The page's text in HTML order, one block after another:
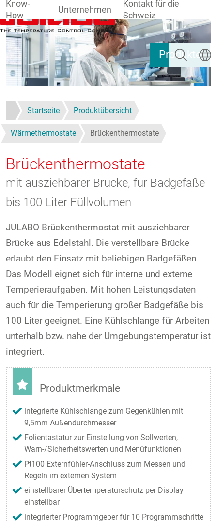
Direkt zum Inhalt
Produkte
Know-
How
Unternehmen
Kontakt für die
Schweiz
Suchen
Startseite Produktübersicht
Wärmethermostate Brückenthermostate
Brückenthermostate
mit ausziehbarer Brücke, für Badgefäße
bis 100 Liter Füllvolumen
JULABO Brückenthermostat mit ausziehbarer
Brücke aus Edelstahl. Die verstellbare Brücke
erlaubt den Einsatz mit beliebigen Badgefäßen.
Das Modell eignet sich für interne und externe
Temperieraufgaben. Mit hohen Leistungsdaten
auch für die Temperierung großer Badgefäße bis
100 Liter geeignet. Eine Kühlschlange für Arbeiten
unterhalb bzw. nahe der Umgebungstemperatur ist
integriert.
Produktmerkmale
integrierte Kühlschlange zum Gegenkühlen mit
9,5mm Außendurchmesser
Folientastatur zur Einstellung von Sollwerten,
Warn-/Sicherheitswerten und Menüfunktionen
Pt100 Externfühler-Anschluss zum Messen und
Regeln im externen System
einstellbarer Übertemperaturschutz per Display
einstellbar
integrierter Programmgeber für 10 Programmschritte